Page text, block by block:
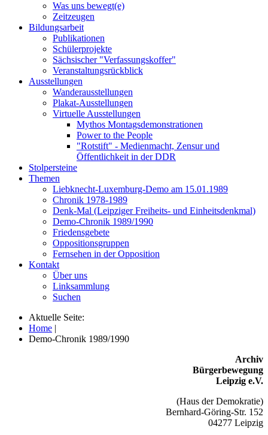
Was uns bewegt(e)
Zeitzeugen
Bildungsarbeit
Publikationen
Schülerprojekte
Sächsischer "Verfassungskoffer"
Veranstaltungsrückblick
Ausstellungen
Wanderausstellungen
Plakat-Ausstellungen
Virtuelle Ausstellungen
Mythos Montagsdemonstrationen
Power to the People
"Rotstift" - Medienmacht, Zensur und
Öffentlichkeit in der DDR
Stolpersteine
Themen
Liebknecht-Luxemburg-Demo am 15.01.1989
Chronik 1978-1989
Denk-Mal (Leipziger Freiheits- und Einheitsdenkmal)
Demo-Chronik 1989/1990
Friedensgebete
Oppositionsgruppen
Fernsehen in der Opposition
Kontakt
Über uns
Linksammlung
Suchen
Aktuelle Seite:
Home |
Demo-Chronik 1989/1990
Archiv
Bürgerbewegung
Leipzig e.V.
(Haus der Demokratie)
Bernhard-Göring-Str. 152
04277 Leipzig